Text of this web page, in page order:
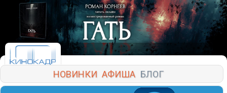
НОВИНКИ АФИША БЛОГ